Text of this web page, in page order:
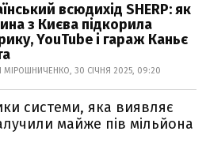
всюдихід SHERP: як
з Києва підкорила
YouTube і гараж Каньє
МІРОШНИЧЕНКО, 30 СІЧНЯ 2025, 09:20
системи, яка виявляє
майже пів мільйона